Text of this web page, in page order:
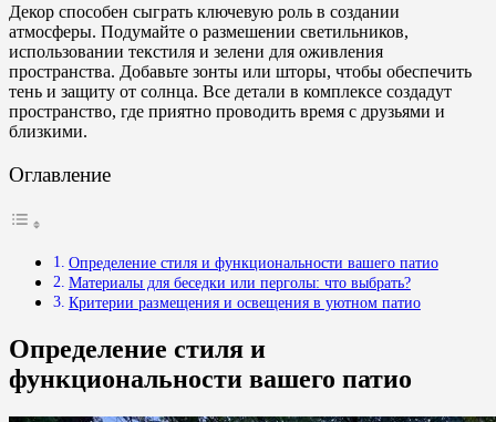
Декор способен сыграть ключевую роль в создании
атмосферы. Подумайте о размешении светильников,
использовании текстиля и зелени для оживления
пространства. Добавьте зонты или шторы, чтобы обеспечить
тень и защиту от солнца. Все детали в комплексе создадут
пространство, где приятно проводить время с друзьями и
близкими.
Оглавление
Определение стиля и функциональности вашего патио
Материалы для беседки или перголы: что выбрать?
Критерии размещения и освещения в уютном патио
Определение стиля и
функциональности вашего патио